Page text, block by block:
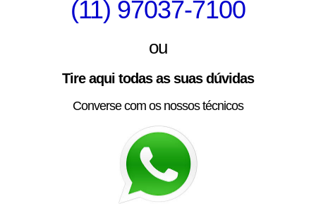
(11) 97037-7100
ou
Tire aqui todas as suas dúvidas
Converse com os nossos técnicos